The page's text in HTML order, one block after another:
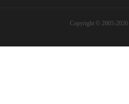
Copyright © 2005-